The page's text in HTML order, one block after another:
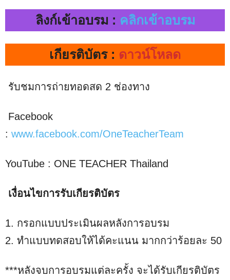
ลิงก์เข้าอบรม : คลิกเข้าอบรม
เกียรติบัตร : ดาวน์โหลด
รับชมการถ่ายทอดสด 2 ช่องทาง
Facebook
: www.facebook.com/OneTeacherTeam
YouTube : ONE TEACHER Thailand
เงื่อนไขการรับเกียรติบัตร
1. กรอกแบบประเมินผลหลังการอบรม
2. ทำแบบทดสอบให้ได้คะแนน มากกว่าร้อยละ 50
***หลังจบการอบรมแต่ละครั้ง จะได้รับเกียรติบัตร